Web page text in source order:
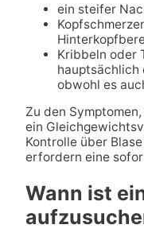
ein steifer
Kribbeln oder
hauptsächlich
obwohl es
Zu den
ein
Kontrolle über
erfordern eine
Wann ist